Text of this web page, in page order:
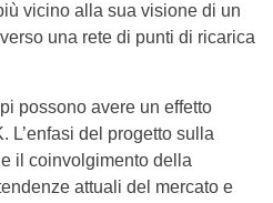
vicino alla sua visione di un
una rete di punti di ricarica
possono avere un effetto
L’enfasi del progetto sulla
il coinvolgimento della
attuali del mercato e